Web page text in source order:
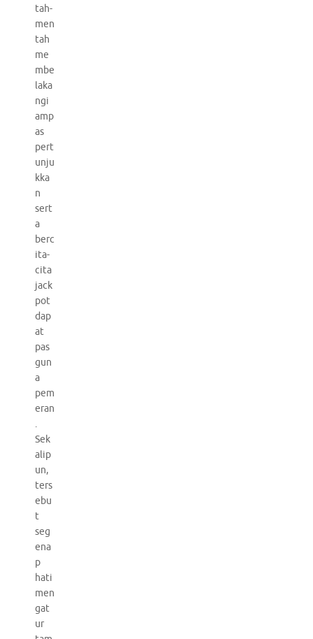
tah-
men
tah
me
mbe
laka
ngi
amp
as
pert
unju
kka
n
sert
a
berc
ita-
cita
jack
pot
dap
at
pas
gun
a
pem
eran
.
Sek
alip
un,
ters
ebu
t
seg
ena
p
hati
men
gat
ur